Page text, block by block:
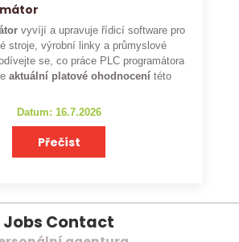
vyvíjí a upravuje řídicí software pro
stroje, výrobní linky a průmyslové
se, co práce PLC programátora
aktuální platové ohodnocení této
Datum: 16.7.2026
Přečíst
Jobs Contact